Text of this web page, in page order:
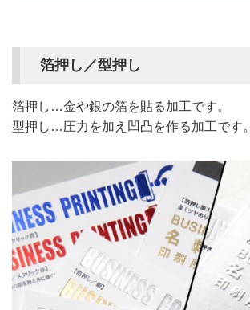
箔押し／型押し
箔押し…金や銀の箔を貼る加工です。
型押し…圧力を加え凹凸を作る加工です。